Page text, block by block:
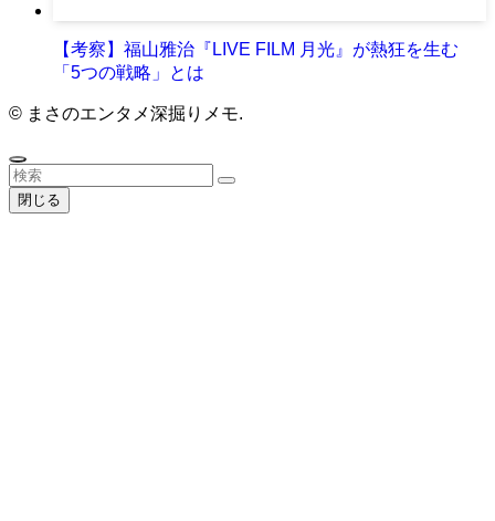
【考察】福山雅治『LIVE FILM 月光』が熱狂を生む
「5つの戦略」とは
© まさのエンタメ深掘りメモ.
閉じる